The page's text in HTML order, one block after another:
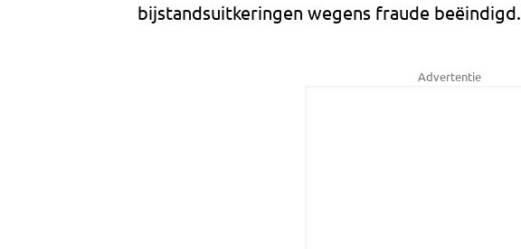
bijstandsuitkeringen wegens fraude beëindigd.
Advertentie